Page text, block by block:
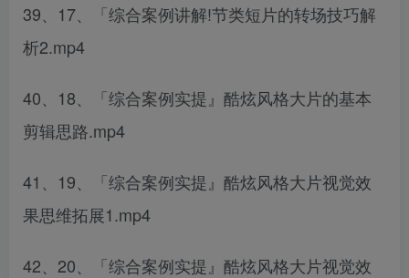
39、17、「综合案例讲解!节类短片的转场技巧解
析2.mp4
40、18、「综合案例实提』酷炫风格大片的基本
剪辑思路.mp4
41、19、「综合案例实提』酷炫风格大片视觉效
果思维拓展1.mp4
42、20、「综合案例实提』酷炫风格大片视觉效